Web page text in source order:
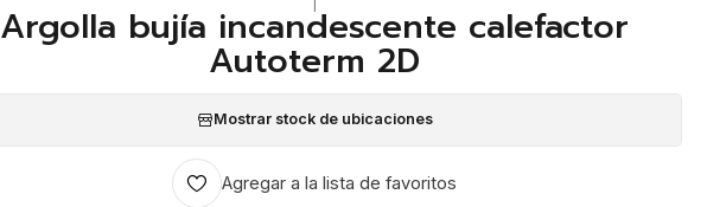
Argolla bujía incandescente calefactor
Autoterm 2D
Mostrar stock de ubicaciones
Agregar a la lista de favoritos